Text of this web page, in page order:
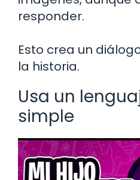
responder.
Esto crea un
la historia.
Usa un
simple